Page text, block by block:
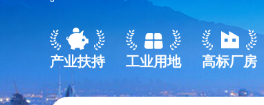
产业扶持 工业用地 高标厂房